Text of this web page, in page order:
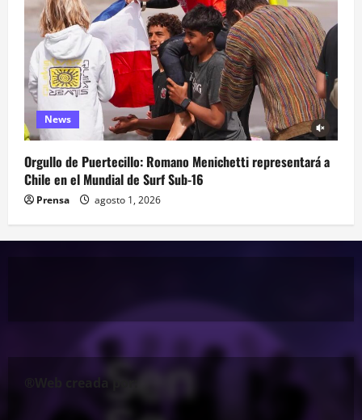
News
Orgullo de Puertecillo: Romano Menichetti representará a
Chile en el Mundial de Surf Sub-16
Prensa agosto 1, 2026
®Web creada por: